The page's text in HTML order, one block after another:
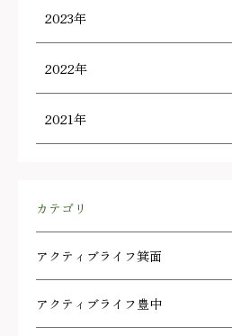
2023年
2022年
2021年
カテゴリ
アクティブライフ箕面
アクティブライフ豊中